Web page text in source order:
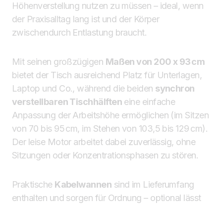
Höhenverstellung nutzen zu müssen – ideal, wenn
der Praxisalltag lang ist und der Körper
zwischendurch Entlastung braucht.
Mit seinen großzügigen Maßen von 200 x 93 cm
bietet der Tisch ausreichend Platz für Unterlagen,
Laptop und Co., während die beiden synchron
verstellbaren Tischhälfteneine einfache
Anpassung der Arbeitshöhe ermöglichen (im Sitzen
von 70 bis 95 cm, im Stehen von 103,5 bis 129 cm).
Der leise Motor arbeitet dabei zuverlässig, ohne
Sitzungen oder Konzentrationsphasen zu stören.
Praktische Kabelwannen sind im Lieferumfang
enthalten und sorgen für Ordnung – optional lässt